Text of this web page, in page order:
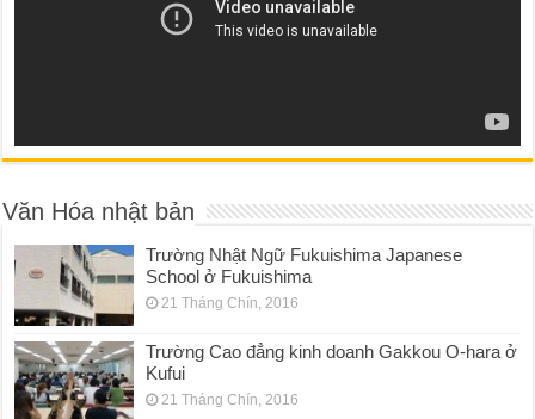
Văn Hóa nhật bản
Trường Nhật Ngữ Fukuishima Japanese
School ở Fukuishima
21 Tháng Chín, 2016
Trường Cao đẳng kinh doanh Gakkou O-hara ở
Kufui
21 Tháng Chín, 2016